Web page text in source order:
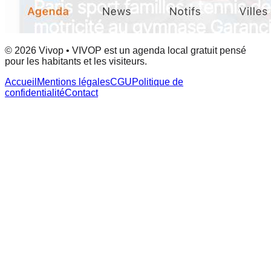
© 2026 Vivop • VIVOP est un agenda local gratuit pensé
pour les habitants et les visiteurs.
Accueil Mentions légalesCGUPolitique de
confidentialitéContact